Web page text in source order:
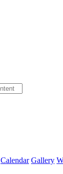
Calendar Gallery